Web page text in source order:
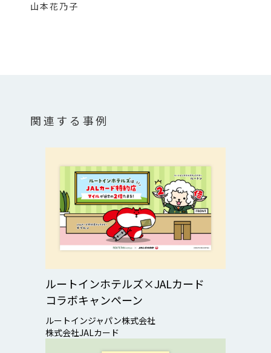
山本花乃子
関連する事例
ルートインホテルズ×JALカード
コラボキャンペーン
ルートインジャパン株式会社
株式会社JALカード